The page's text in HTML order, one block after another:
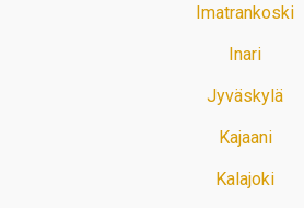
Imatrankoski
Inari
Jyväskylä
Kajaani
Kalajoki